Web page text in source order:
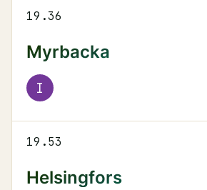
19.36
Myrbacka
I
19.53
Helsingfors